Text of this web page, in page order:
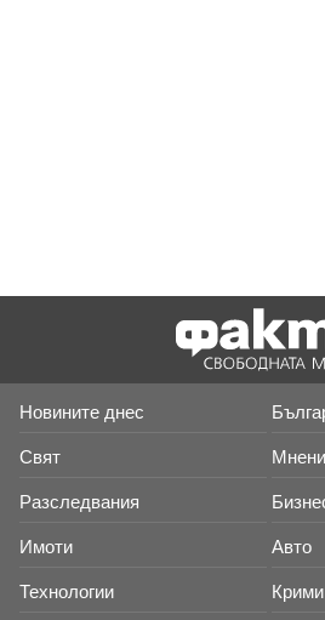
Новините днес
Свят
Разследвания
Имоти Авто
Технологии Крими